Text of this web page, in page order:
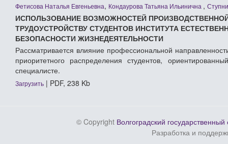
Фетисова Наталья Евгеньевна, Кондаурова Татьяна Ильинична ,
ИСПОЛЬЗОВАНИЕ ВОЗМОЖНОСТЕЙ
ТРУДОУСТРОЙСТВУ СТУДЕНТОВ ИНСТИТУТА
БЕЗОПАСНОСТИ ЖИЗНЕДЕЯТЕЛЬНОСТИ
Рассматривается влияние профессиональной
приоритетного распределения студентов,
специалисте.
Загрузить | PDF, 238 Kb
© Copyright Волгоградский
Разработка и